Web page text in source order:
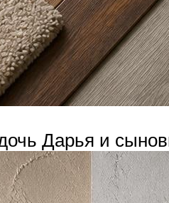
Дарья и